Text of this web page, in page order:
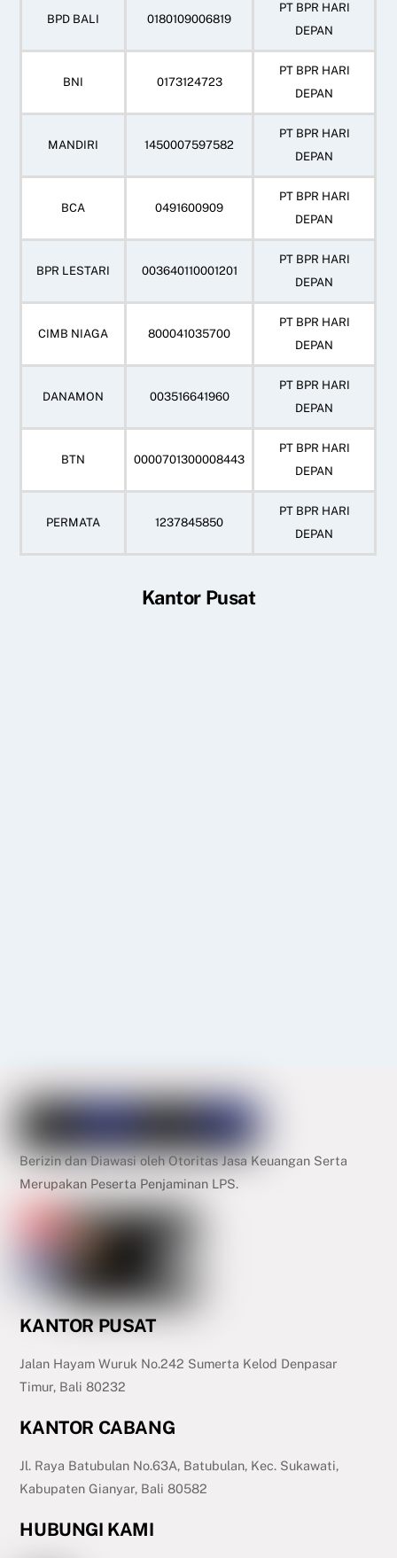
BPD BALI 0180109006819
PT BPR HARI
DEPAN
BNI 0173124723
PT BPR HARI
DEPAN
MANDIRI 1450007597582
PT BPR HARI
DEPAN
BCA 0491600909
PT BPR HARI
DEPAN
BPR LESTARI 003640110001201
PT BPR HARI
DEPAN
CIMB NIAGA 800041035700
PT BPR HARI
DEPAN
DANAMON 003516641960
PT BPR HARI
DEPAN
BTN 0000701300008443
PT BPR HARI
DEPAN
PERMATA 1237845850
PT BPR HARI
DEPAN
Kantor Pusat
Berizin dan Diawasi oleh Otoritas Jasa Keuangan Serta
Merupakan Peserta Penjaminan LPS.
KANTOR PUSAT
Jalan Hayam Wuruk No.242 Sumerta Kelod Denpasar
Timur, Bali 80232
KANTOR CABANG
Jl. Raya Batubulan No.63A, Batubulan, Kec. Sukawati,
Kabupaten Gianyar, Bali 80582
HUBUNGI KAMI